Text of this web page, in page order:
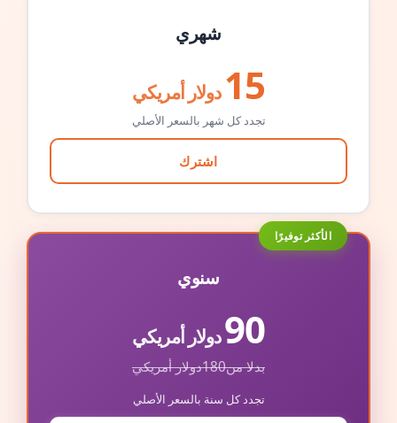
شهري
15 دولار أمريكي
تجدد كل شهر بالسعر الأصلي
اشترك
الأكثر توفيرًا
سنوي
90دولار أمريكي
بدلا من180دولار أمريكي
تجدد كل سنة بالسعر الأصلي